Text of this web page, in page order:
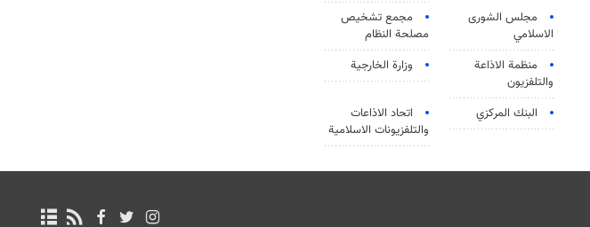
مجلس الشورى
الاسلامي
مجمع تشخيص
مصلحة النظام
منظمة الاذاعة
والتلفزیون
وزارة الخارجية
البنك المركزي
اتحاد الاذاعات
والتلفزيونات الاسلامية